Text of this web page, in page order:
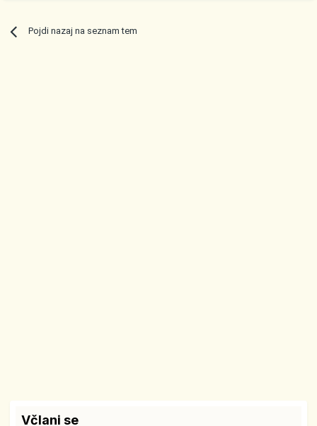
Pojdi nazaj na seznam tem
Včlani se